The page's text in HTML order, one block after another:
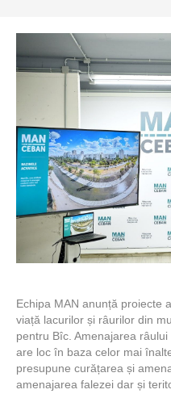
Echipa MAN anunță proiecte
viață lacurilor și râurilor din
pentru Bîc. Amenajarea
are loc în baza celor mai
presupune curățarea și
amenajarea falezei dar și